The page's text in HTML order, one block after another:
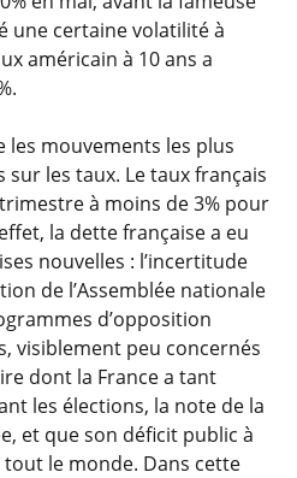
une certaine volatilité à
américain à 10 ans a
les mouvements les plus
les taux. Le taux français
à moins de 3% pour
la dette française a eu
nouvelles : l’incertitude
de l’Assemblée nationale
d’opposition
visiblement peu concernés
dont la France a tant
les élections, la note de la
et que son déficit public à
tout le monde. Dans cette